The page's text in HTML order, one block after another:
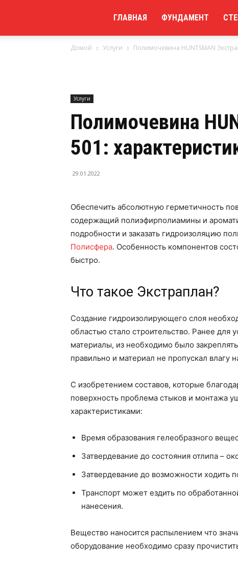
ГЛАВНАЯ ФУНДАМЕНТ
Домой Услуги Полимочевина HUNTSMAN
Услуги
Полимочевина
501:
29.01.2022
Обеспечить абсолютную герметичность
содержащий полиэфирполиамины и
подробности и заказать гидроизоляцию
Полисфера. Особенность компонентов
быстро.
Что такое Экстраплан?
Создание гидроизолирующего слоя
областью стало строительство. Ранее для
материалы, из необходимо было
правильно и материал не пропускал влагу
С изобретением составов, которые
поверхность проблема стыков и монтажа
характеристиками:
Время образования гелеобразного
Затвердевание до состояния отлипа –
Затвердевание до возможности ходить
Транспорт может ездить по
нанесения.
Вещество наносится распылением что
оборудование необходимо сразу